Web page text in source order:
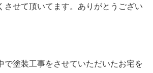
させて頂いてます。ありがとうござい
で塗装工事をさせていただいたお宅を